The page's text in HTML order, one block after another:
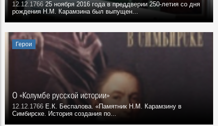
12.12.1766 25 ноября 2016 года в преддверии 250-летия со дня
рождения Н.М. Ка­рамзина был выпущен...
Герои
О «Колумбе русской истории»
12.12.1766 Е.К. Беспалова. «Памятник Н.М. Карамзину в
Симбирске. История созда­ния по...